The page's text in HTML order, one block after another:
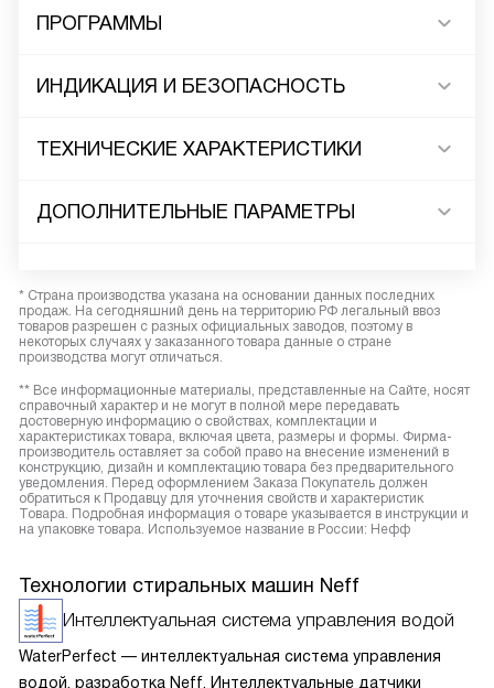
ПРОГРАММЫ
ИНДИКАЦИЯ И БЕЗОПАСНОСТЬ
ТЕХНИЧЕСКИЕ ХАРАКТЕРИСТИКИ
ДОПОЛНИТЕЛЬНЫЕ ПАРАМЕТРЫ
* Страна производства указана на основании данных последних
продаж. На сегодняшний день на территорию РФ легальный ввоз
товаров разрешен с разных официальных заводов, поэтому в
некоторых случаях у заказанного товара данные о стране
производства могут отличаться.
** Все информационные материалы, представленные на Сайте, носят
справочный характер и не могут в полной мере передавать
достоверную информацию о свойствах, комплектации и
характеристиках товара, включая цвета, размеры и формы. Фирма-
производитель оставляет за собой право на внесение изменений в
конструкцию, дизайн и комплектацию товара без предварительного
уведомления. Перед оформлением Заказа Покупатель должен
обратиться к Продавцу для уточнения свойств и характеристик
Товара. Подробная информация о товаре указывается в инструкции и
на упаковке товара. Используемое название в России: Нефф
Технологии стиральных машин Neff
Интеллектуальная система управления водой
WaterPerfect — интеллектуальная система управления
водой, разработка Neff. Интеллектуальные датчики